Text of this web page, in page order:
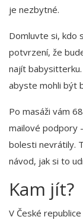
je nezbytné.
Domluvte si, kdo
potvrzení, že
najít
abyste mohli být
Po masáži vám
mailové podpory
bolesti nevrátily.
návod, jak si to
Kam jít?
V České